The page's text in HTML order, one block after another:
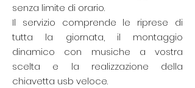
senza limite di orario.
Il servizio comprende le riprese di
tutta la giornata, il montaggio
dinamico con musiche a vostra
scelta e la realizzazione della
chiavetta usb veloce.